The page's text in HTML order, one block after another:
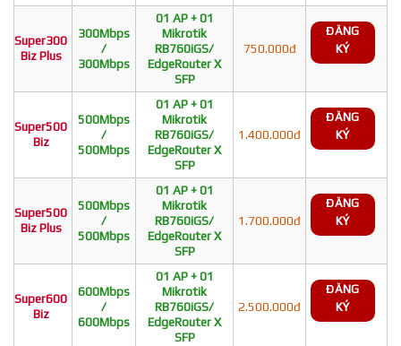
Super300
Biz Plus
300Mbps
/
300Mbps
01 AP + 01
Mikrotik
RB760iGS/
EdgeRouter X
SFP
750.000đ
ĐĂNG
KÝ
Super500
Biz
500Mbps
/
500Mbps
01 AP + 01
Mikrotik
RB760iGS/
EdgeRouter X
SFP
1.400.000đ
ĐĂNG
KÝ
Super500
Biz Plus
500Mbps
/
500Mbps
01 AP + 01
Mikrotik
RB760iGS/
EdgeRouter X
SFP
1.700.000đ
ĐĂNG
KÝ
Super600
Biz
600Mbps
/
600Mbps
01 AP + 01
Mikrotik
RB760iGS/
EdgeRouter X
SFP
2.500.000đ
ĐĂNG
KÝ